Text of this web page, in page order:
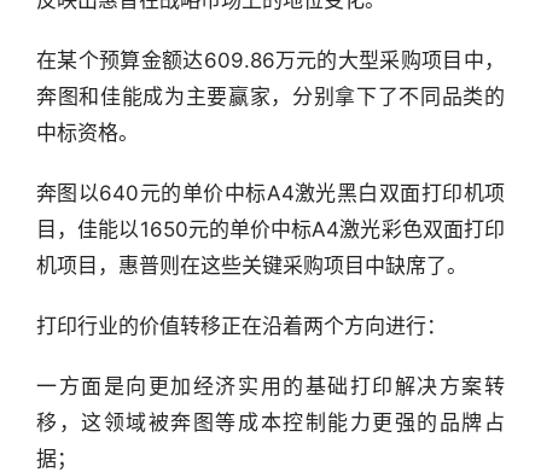
在某个预算金额达609.86万元的大型采购项目中，
奔图和佳能成为主要赢家，分别拿下了不同品类的
中标资格。
奔图以640元的单价中标A4激光黑白双面打印机项
目，佳能以1650元的单价中标A4激光彩色双面打印
机项目，惠普则在这些关键采购项目中缺席了。
打印行业的价值转移正在沿着两个方向进行：
一方面是向更加经济实用的基础打印解决方案转
移，这领域被奔图等成本控制能力更强的品牌占
据；